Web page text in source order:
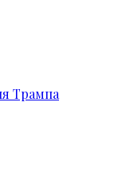
Трампа